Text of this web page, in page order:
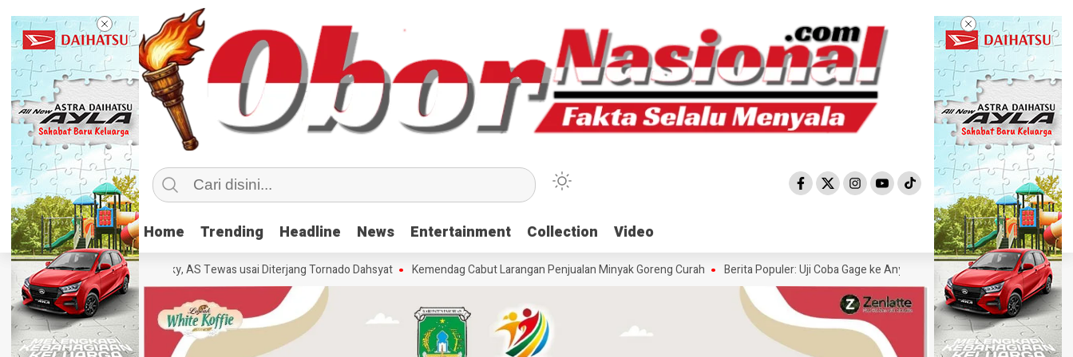
Home Trending Headline News Entertainment Collection Video
Home Trending Headline News Entertainment Collection Video
70 Orang di Kentucky, AS Tewas usai Diterjang Tornado Dahsyat Kemendag Cabut Larangan Penjualan Minyak Goreng Curah Berita Populer: Uji Coba Gage ke Anyer-Kunjungan Wisman 2022 Diprediksi